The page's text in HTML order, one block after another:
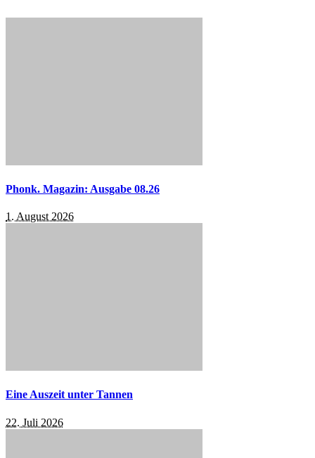
Phonk. Magazin: Ausgabe 08.26
1. August 2026
Eine Auszeit unter Tannen
22. Juli 2026